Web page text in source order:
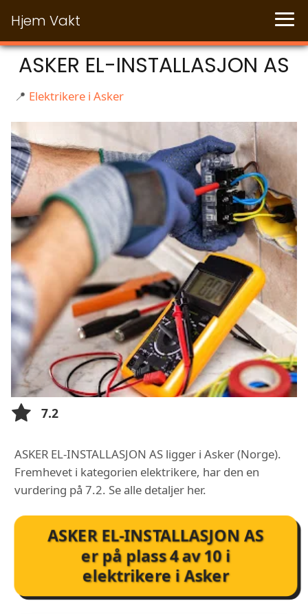
Hjem Vakt
ASKER EL-INSTALLASJON AS
📍 Elektrikere i Asker
7.2
ASKER EL-INSTALLASJON AS ligger i Asker (Norge).
Fremhevet i kategorien elektrikere, har den en
vurdering på 7.2. Se alle detaljer her.
ASKER EL-INSTALLASJON AS
er på plass4av10i
elektrikere i Asker